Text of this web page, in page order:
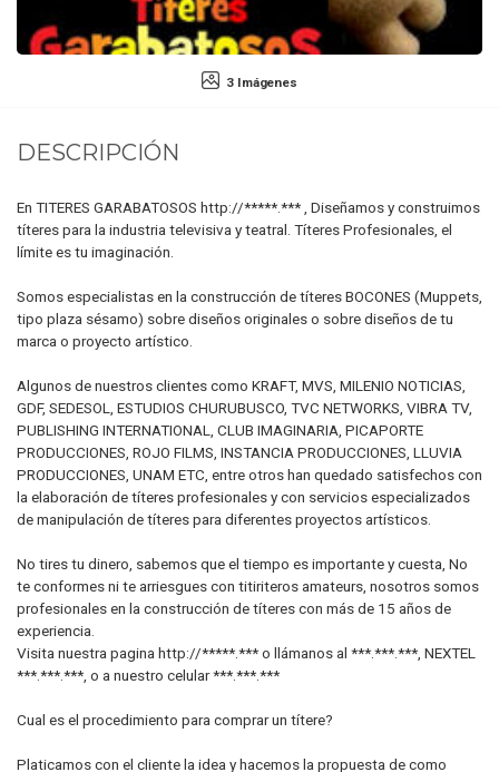
3 Imágenes
DESCRIPCIÓN
En TITERES GARABATOSOS http://*****.*** , Diseñamos y construimos
títeres para la industria televisiva y teatral. Títeres Profesionales, el
límite es tu imaginación.
Somos especialistas en la construcción de títeres BOCONES (Muppets,
tipo plaza sésamo) sobre diseños originales o sobre diseños de tu
marca o proyecto artístico.
Algunos de nuestros clientes como KRAFT, MVS, MILENIO NOTICIAS,
GDF, SEDESOL, ESTUDIOS CHURUBUSCO, TVC NETWORKS, VIBRA TV,
PUBLISHING INTERNATIONAL, CLUB IMAGINARIA, PICAPORTE
PRODUCCIONES, ROJO FILMS, INSTANCIA PRODUCCIONES, LLUVIA
PRODUCCIONES, UNAM ETC, entre otros han quedado satisfechos con
la elaboración de títeres profesionales y con servicios especializados
de manipulación de títeres para diferentes proyectos artísticos.
No tires tu dinero, sabemos que el tiempo es importante y cuesta, No
te conformes ni te arriesgues con titiriteros amateurs, nosotros somos
profesionales en la construcción de títeres con más de 15 años de
experiencia.
Visita nuestra pagina http://*****.*** o llámanos al ***.***.***, NEXTEL
***.***.***, o a nuestro celular ***.***.***
Cual es el procedimiento para comprar un títere?
Platicamos con el cliente la idea y hacemos la propuesta de como